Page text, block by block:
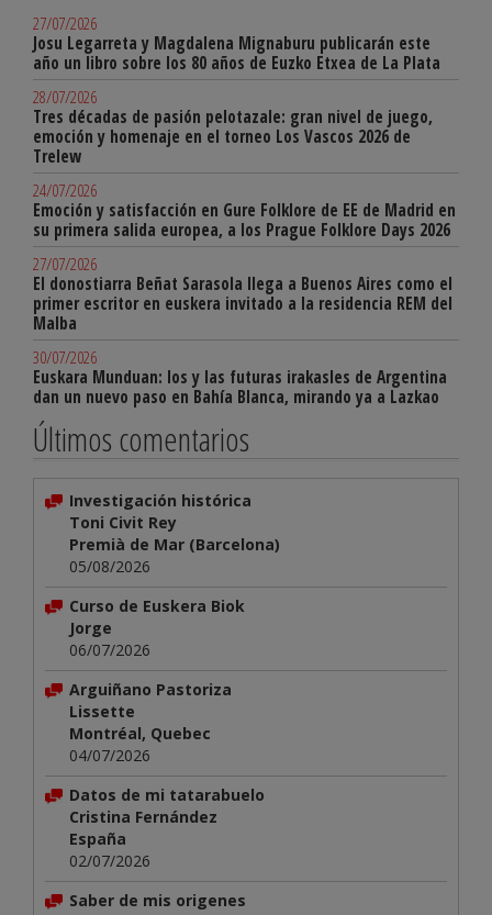
27/07/2026
Josu Legarreta y Magdalena Mignaburu publicarán este
año un libro sobre los 80 años de Euzko Etxea de La Plata
28/07/2026
Tres décadas de pasión pelotazale: gran nivel de juego,
emoción y homenaje en el torneo Los Vascos 2026 de
Trelew
24/07/2026
Emoción y satisfacción en Gure Folklore de EE de Madrid en
su primera salida europea, a los Prague Folklore Days 2026
27/07/2026
El donostiarra Beñat Sarasola llega a Buenos Aires como el
primer escritor en euskera invitado a la residencia REM del
Malba
30/07/2026
Euskara Munduan: los y las futuras irakasles de Argentina
dan un nuevo paso en Bahía Blanca, mirando ya a Lazkao
Últimos comentarios
Investigación histórica
Toni Civit Rey
Premià de Mar (Barcelona)
05/08/2026
Curso de Euskera Biok
Jorge
06/07/2026
Arguiñano Pastoriza
Lissette
Montréal, Quebec
04/07/2026
Datos de mi tatarabuelo
Cristina Fernández
España
02/07/2026
Saber de mis origenes